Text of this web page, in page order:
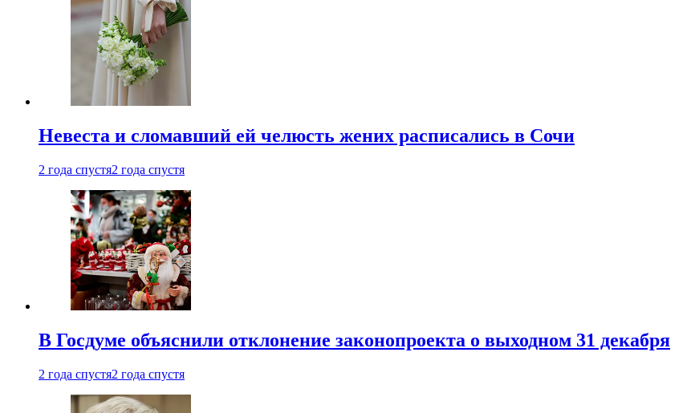
Невеста и сломавший ей челюсть жених расписались в Сочи
2 года спустя2 года спустя
В Госдуме объяснили отклонение законопроекта о выходном 31 декабря
2 года спустя2 года спустя